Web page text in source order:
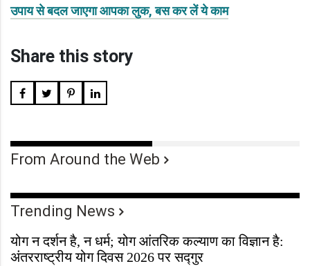
उपाय से बदल जाएगा आपका लुक, बस कर लें ये काम
Share this story
From Around the Web
Trending News
योग न दर्शन है, न धर्म; योग आंतरिक कल्याण का विज्ञान है:
अंतरराष्ट्रीय योग दिवस 2026 पर सद्गुर